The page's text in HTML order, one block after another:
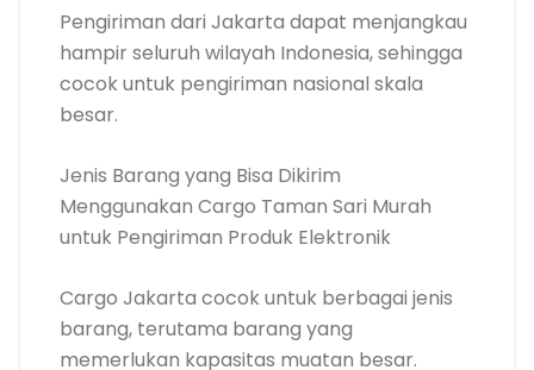
Pengiriman dari Jakarta dapat menjangkau
hampir seluruh wilayah Indonesia, sehingga
cocok untuk pengiriman nasional skala
besar.
Jenis Barang yang Bisa Dikirim
Menggunakan Cargo Taman Sari Murah
untuk Pengiriman Produk Elektronik
Cargo Jakarta cocok untuk berbagai jenis
barang, terutama barang yang
memerlukan kapasitas muatan besar.